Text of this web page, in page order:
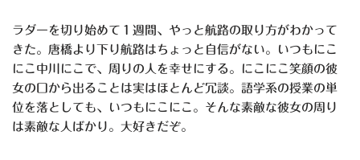
ラダーを切り始めて１週間、やっと航路の取り方がわかって
きた。唐橋より下り航路はちょっと自信がない。いつもにこ
にこ中川にこで、周りの人を幸せにする。にこにこ笑顔の彼
女の口から出ることは実はほとんど冗談。語学系の授業の単
位を落としても、いつもにこにこ。そんな素敵な彼女の周り
は素敵な人ばかり。大好きだぞ。